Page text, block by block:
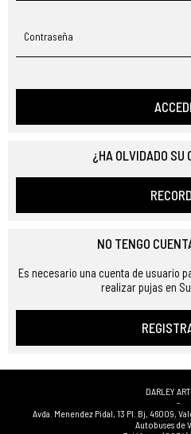
Contraseña
¿HA OLVIDADO SU
NO TENGO
Es necesario una cuenta de usuario
realizar pujas en
DARLEY
-
Avda. Menendez Pidal, 13 Pl. Bj, 46009,
Autobuses de